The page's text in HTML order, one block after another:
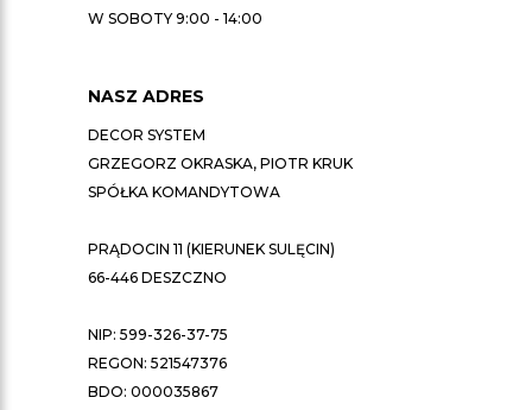
W SOBOTY 9:00 - 14:00
NASZ ADRES
DECOR SYSTEM
GRZEGORZ OKRASKA, PIOTR KRUK
SPÓŁKA KOMANDYTOWA
PRĄDOCIN 11 (KIERUNEK SULĘCIN)
66-446 DESZCZNO
NIP: 599-326-37-75
REGON: 521547376
BDO: 000035867